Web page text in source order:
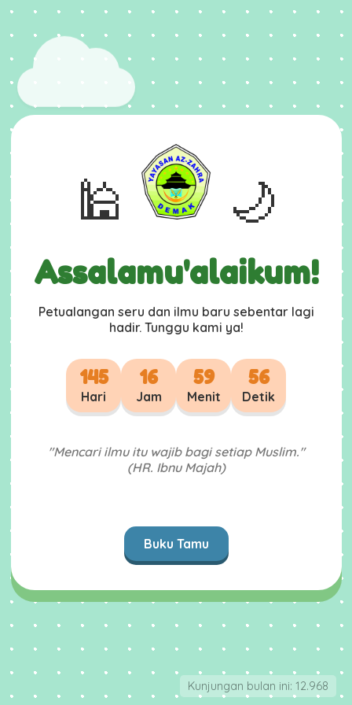
🕌 🌙
Assalamu'alaikum!
Petualangan seru dan ilmu baru sebentar lagi
hadir. Tunggu kami ya!
145
Hari
16
Jam
59
Menit
56
Detik
"Mencari ilmu itu wajib bagi setiap Muslim."
(HR. Ibnu Majah)
Buku Tamu
Kunjungan bulan ini: 12.968